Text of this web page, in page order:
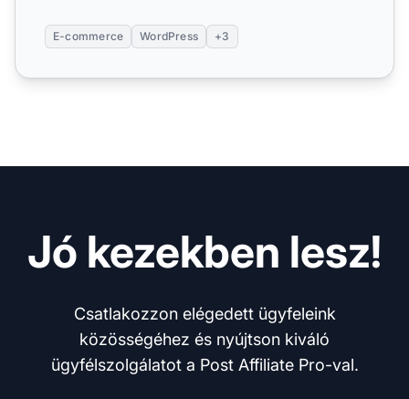
E-commerce WordPress +3
Jó kezekben lesz!
Csatlakozzon elégedett ügyfeleink
közösségéhez és nyújtson kiváló
ügyfélszolgálatot a Post Affiliate Pro-val.